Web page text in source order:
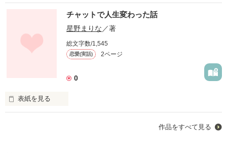
チャットで人生変わった話
星野まりな ／著
総文字数/1,545
恋愛(実話) 2ページ
0
表紙を見る
作品をすべて見る